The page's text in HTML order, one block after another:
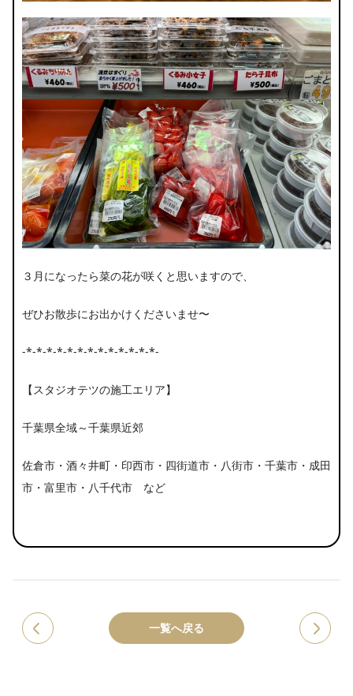
３月になったら菜の花が咲くと思いますので、
ぜひお散歩にお出かけくださいませ〜
-*-*-*-*-*-*-*-*-*-*-*-*-*-
【スタジオテツの施工エリア】
千葉県全域～千葉県近郊
佐倉市・酒々井町・印西市・四街道市・八街市・千葉市・成田
市・富里市・八千代市 など
一覧へ戻る